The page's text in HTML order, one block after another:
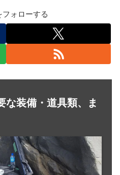
フォローする
な装備・道具類、ま